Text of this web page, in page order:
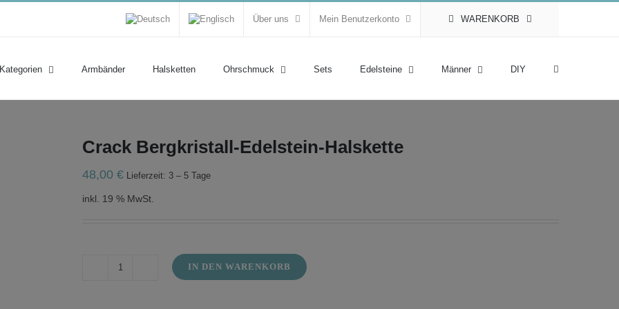
Über uns Mein Benutzerkonto WARENKORB
Armbänder Halsketten Ohrschmuck Sets Edelsteine Männer DIY
Crack Bergkristall-Edelstein-Halskette
48,00 € Lieferzeit: 3 – 5 Tage
inkl. 19 % MwSt.
Crack
IN DEN WARENKORB